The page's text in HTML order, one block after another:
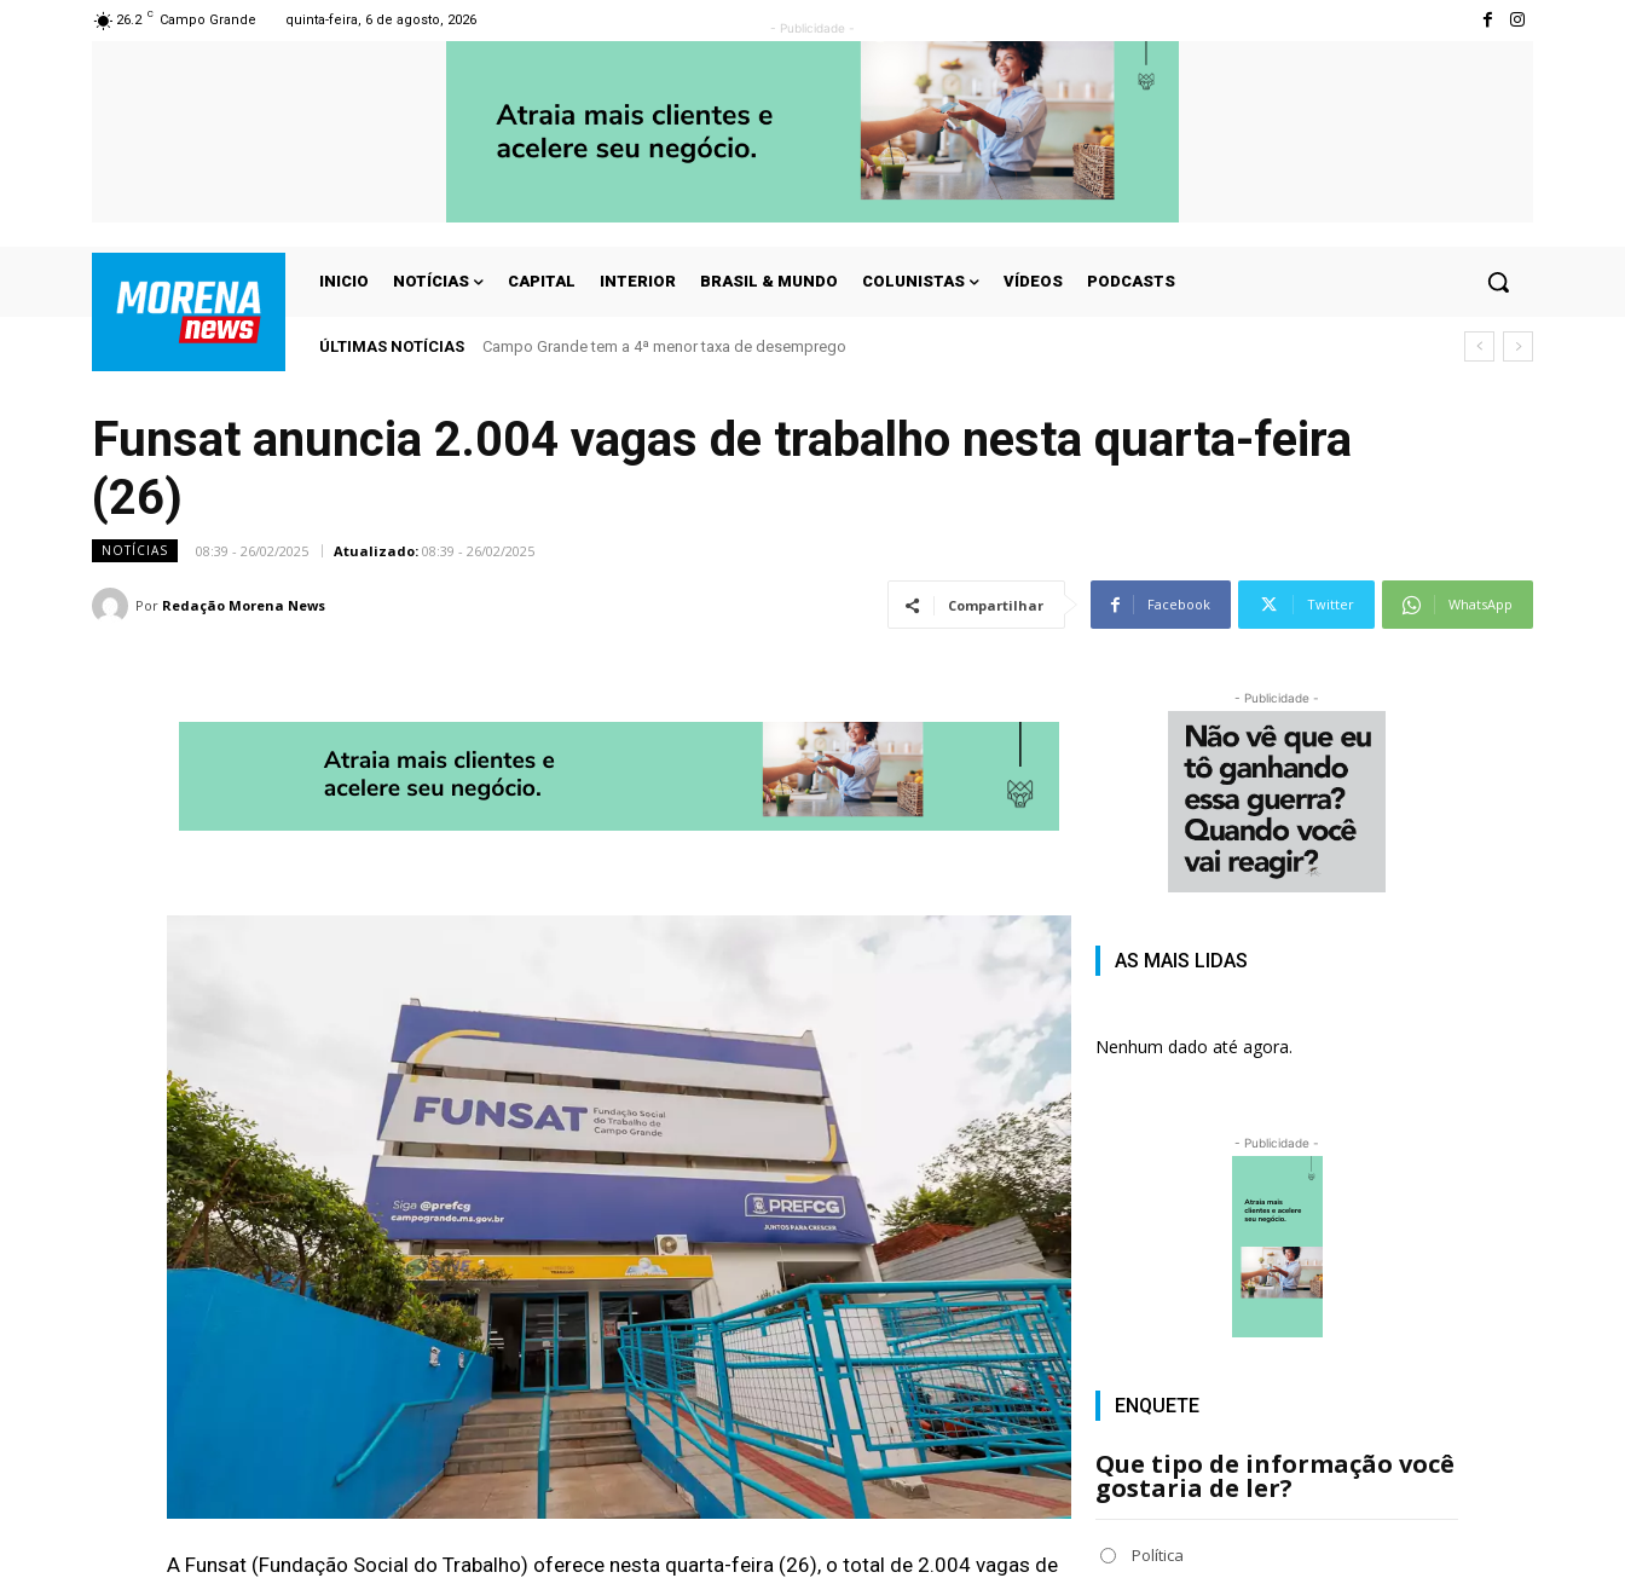
26.2 C Campo Grande quinta-feira, 6 de agosto, 2026 - Publicidade -
INICIO NOTÍCIAS CAPITAL INTERIOR BRASIL & MUNDO COLUNISTAS VÍDEOS PODCASTS
ÚLTIMAS NOTÍCIAS Campo Grande tem a 4ª menor taxa de desemprego
Corumbá: tráfego da ponte sobre o rio Paraguai, na BR-262, tem nova agenda de interdições
Funsat anuncia 2.004 vagas de trabalho nesta quarta-feira
(26)
NOTÍCIAS 08:39 - 26/02/2025 Atualizado: 08:39 - 26/02/2025
Por Redação Morena News Compartilhar Facebook Twitter WhatsApp
A Funsat (Fundação Social do Trabalho) oferece nesta quarta-feira (26), o total de 2.004 vagas de
- Publicidade -
AS MAIS LIDAS
Nenhum dado até agora.
- Publicidade -
ENQUETE
Que tipo de informação você
gostaria de ler?
Política